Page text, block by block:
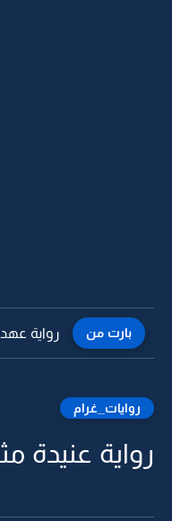
بارت من رواية
روايات_غرام
رواية عنيدة